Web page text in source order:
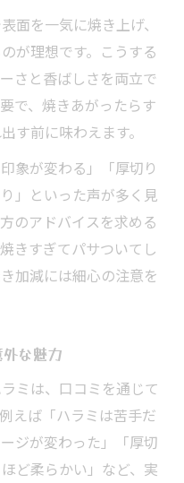
面を一気に焼き上げ、
が理想です。こうする
さと香ばしさを両立で
で、焼きあがったらす
す前に味わえます。
象が変わる」「厚切り
」といった声が多く見
のアドバイスを求める
きすぎてパサついてし
加減には細心の注意を
な魅力
ミは、口コミを通じて
えば「ハラミは苦手だ
ジが変わった」「厚切
ど柔らかい」など、実